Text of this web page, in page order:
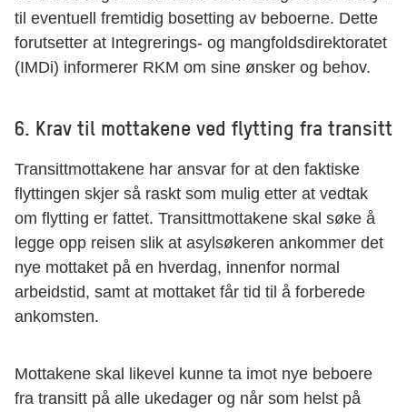
til eventuell fremtidig bosetting av beboerne. Dette
forutsetter at Integrerings- og mangfoldsdirektoratet
(IMDi) informerer RKM om sine ønsker og behov.
6. Krav til mottakene ved flytting fra transitt
Transittmottakene har ansvar for at den faktiske
flyttingen skjer så raskt som mulig etter at vedtak
om flytting er fattet. Transittmottakene skal søke å
legge opp reisen slik at asylsøkeren ankommer det
nye mottaket på en hverdag, innenfor normal
arbeidstid, samt at mottaket får tid til å forberede
ankomsten.
Mottakene skal likevel kunne ta imot nye beboere
fra transitt på alle ukedager og når som helst på